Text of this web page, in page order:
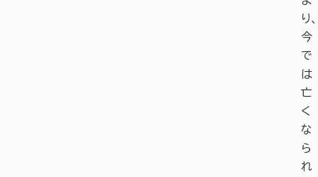
り、
今
で
は
亡
く
な
ら
れ